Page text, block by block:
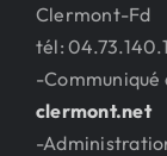
Clermont-Fd
tél:
-Communiqué
clermont.net
-